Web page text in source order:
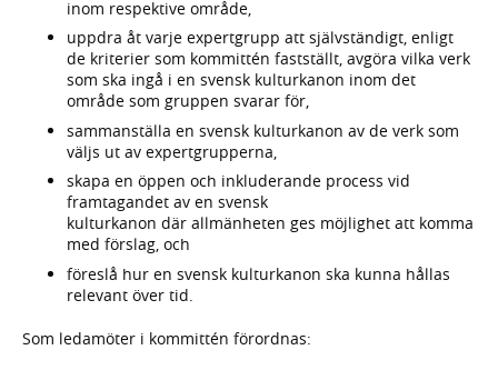
inom respektive område,
uppdra åt varje expertgrupp att självständigt, enligt
de kriterier som kommittén fastställt, avgöra vilka verk
som ska ingå i en svensk kulturkanon inom det
område som gruppen svarar för,
sammanställa en svensk kulturkanon av de verk som
väljs ut av expertgrupperna,
skapa en öppen och inkluderande process vid
framtagandet av en svensk
kulturkanon där allmänheten ges möjlighet att komma
med förslag, och
föreslå hur en svensk kulturkanon ska kunna hållas
relevant över tid.
Som ledamöter i kommittén förordnas: